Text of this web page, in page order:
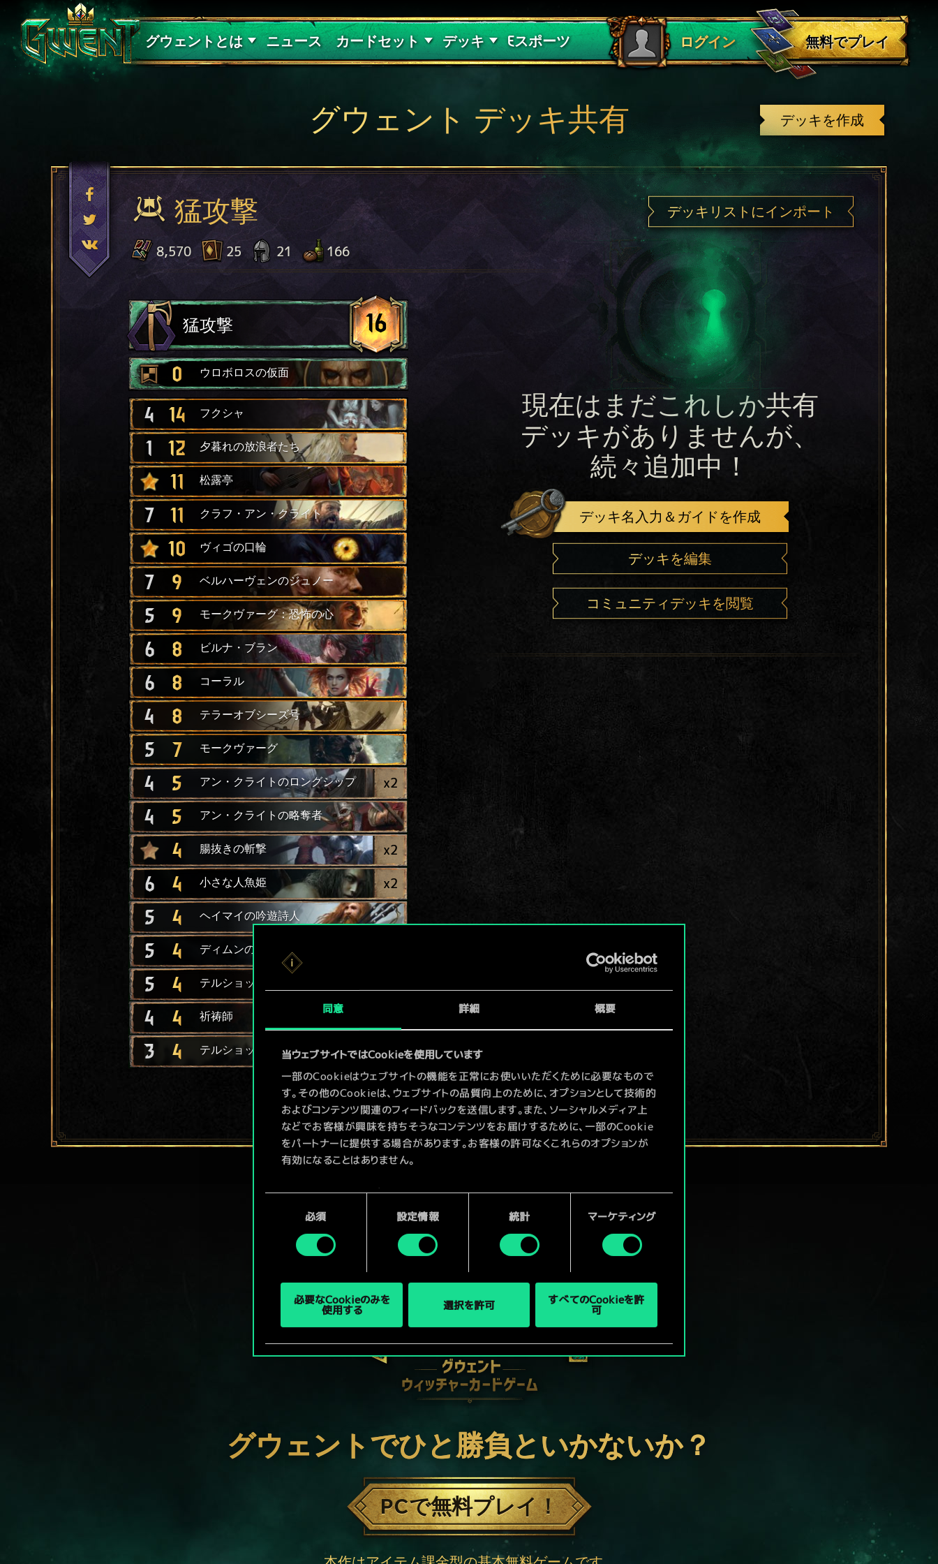
同意 詳細 概要
当ウェブサイトではCookieを使用しています
一部のCookieはウェブサイトの機能を正常にお使いいただくために必要なもので
す。その他のCookieは、ウェブサイトの品質向上のために、オプションとして技術的
およびコンテンツ関連のフィードバックを送信します。また、ソーシャルメディア上
などでお客様が興味を持ちそうなコンテンツをお届けするために、一部のCookie
をパートナーに提供する場合があります。お客様の許可なくこれらのオプションが
有効になることはありません。
Cookieの使用およびパフォーマンスの変更点に関する詳細は、下記の「設定」メニ
ューでご確認ください。
必須 設定情報 統計 マーケティング
必要なCookieのみを
使用する 選択を許可 すべてのCookieを許
可
グウェントとは
サポート
ニュース カードセット
紅き血の呪縛
デッキ
デッキガイド
Eスポーツ ログイン
ログアウト
無料でプレイ
デッキを作成
グウェント デッキ共有
猛攻撃 デッキリストにインポート
8,570 25 21 166
猛攻撃 16
0 ウロボロスの仮面
4 14 フクシャ
1 12 夕暮れの放浪者たち
11 松露亭
7 11 クラフ・アン・クライト
10 ヴィゴの口輪
7 9 ベルハーヴェンのジュノー
5 9 モークヴァーグ：恐怖の心
6 8 ビルナ・ブラン
6 8 コーラル
4 8 テラーオブシーズ号
5 7 モークヴァーグ
4 5 アン・クライトのロングシップ x2
4 5 アン・クライトの略奪者
4 腸抜きの斬撃 x2
6 4 小さな人魚姫 x2
5 4 ヘイマイの吟遊詩人
5 4 ディムンの軽量ロングシップ
5 4 テルショックの侵略者
4 4 祈祷師
3 4 テルショックの散兵 x2
現在はまだこれしか共有
デッキがありませんが、
続々追加中！
デッキ名入力＆ガイドを作成
デッキを編集
コミュニティデッキを閲覧
グウェントでひと勝負といかないか？
PCで無料プレイ！